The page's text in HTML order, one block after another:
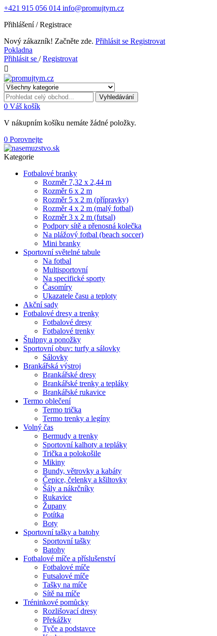
+421 915 056 014 info@promujtym.cz
Přihlášení / Registrace
Nový zákazník! Začněte zde. Přihlásit se Registrovat
Pokladna
Přihlásit se /Registrovat

Vyhledávání
0 Váš košík
V nákupním košíku nemáte žádné položky.
0 Porovnejte
Kategorie
Fotbalové branky
Rozměr 7,32 x 2,44 m
Rozměr 6 x 2 m
Rozměr 5 x 2 m (přípravky)
Rozměr 4 x 2 m (malý fotbal)
Rozměr 3 x 2 m (futsal)
Podpory sítě a přenosná kolečka
Na plážový fotbal (beach soccer)
Mini branky
Sportovní světelné tabule
Na fotbal
Multisportovní
Na specifické sporty
Časomíry
Ukazatele času a teploty
Akční sady
Fotbalové dresy a trenky
Fotbalové dresy
Fotbalové trenky
Štulpny a ponožky
Sportovní obuv: turfy a sálovky
Sálovky
Brankářská výstroj
Brankářské dresy
Brankářské trenky a tepláky
Brankářské rukavice
Termo oblečení
Termo trička
Termo trenky a legíny
Volný čas
Bermudy a trenky
Sportovní kalhoty a tepláky
Trička a polokošile
Mikiny
Bundy, větrovky a kabáty
Čepice, čelenky a kšiltovky
Šály a nákrčníky
Rukavice
Župany
Potítka
Boty
Sportovní tašky a batohy
Sportovní tašky
Batohy
Fotbalové míče a příslušenství
Fotbalové míče
Futsalové míče
Tašky na míče
Sítě na míče
Tréninkové pomůcky
Rozlišovací dresy
Překážky
Tyče a podstavce